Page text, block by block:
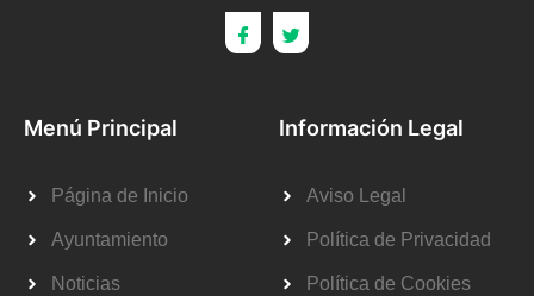
Menú Principal
Página de Inicio
Ayuntamiento
Noticias
Información Legal
Aviso Legal
Política de Privacidad
Política de Cookies